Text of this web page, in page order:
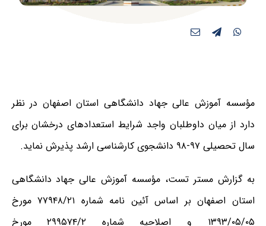
مؤسسه آموزش عالی جهاد دانشگاهی استان اصفهان در نظر
دارد از میان داوطلبان واجد شرایط استعدادهای درخشان برای
سال تحصیلی ۹۷-۹۸ دانشجوی کارشناسی ارشد پذیرش نماید.
به گزارش مستر تست، مؤسسه آموزش عالی جهاد دانشگاهی
استان اصفهان بر اساس آئین نامه شماره ۷۷۹۴۸/۲۱ مورخ
۱۳۹۳/۰۵/۰۵ و اصلاحیه شماره ۲۹۹۵۷۴/۲ مورخ